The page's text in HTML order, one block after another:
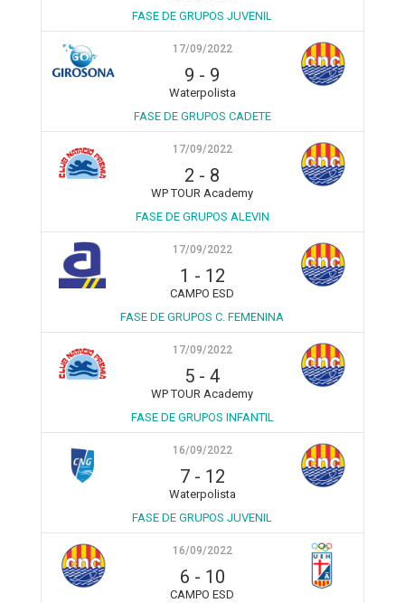
FASE DE GRUPOS JUVENIL
17/09/2022
9 - 9
Waterpolista
FASE DE GRUPOS CADETE
17/09/2022
2 - 8
WP TOUR Academy
FASE DE GRUPOS ALEVIN
17/09/2022
1 - 12
CAMPO ESD
FASE DE GRUPOS C. FEMENINA
17/09/2022
5 -4
WP TOUR Academy
FASE DE GRUPOS INFANTIL
16/09/2022
7- 12
Waterpolista
FASE DE GRUPOS JUVENIL
16/09/2022
6 - 10
CAMPO ESD